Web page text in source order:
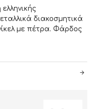
διακοσμητικά
με πέτρα. Φάρδος